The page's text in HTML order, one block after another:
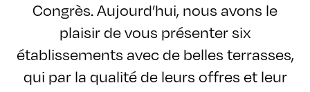
Congrès. Aujourd’hui, nous avons le
plaisir de vous présenter six
établissements avec de belles terrasses,
qui par la qualité de leurs offres et leur